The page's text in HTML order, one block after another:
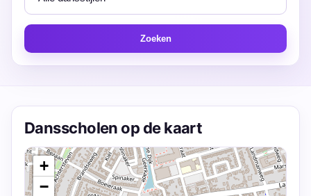
Zoeken
Dansscholen op de kaart
+
−